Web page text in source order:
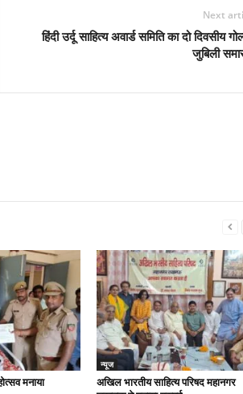
Next
हिंदी उर्दू साहित्य अवार्ड समिति का दो दिवसीय
जुबिली
मनाया
न्यूज
अखिल भारतीय साहित्य परिषद महानगर